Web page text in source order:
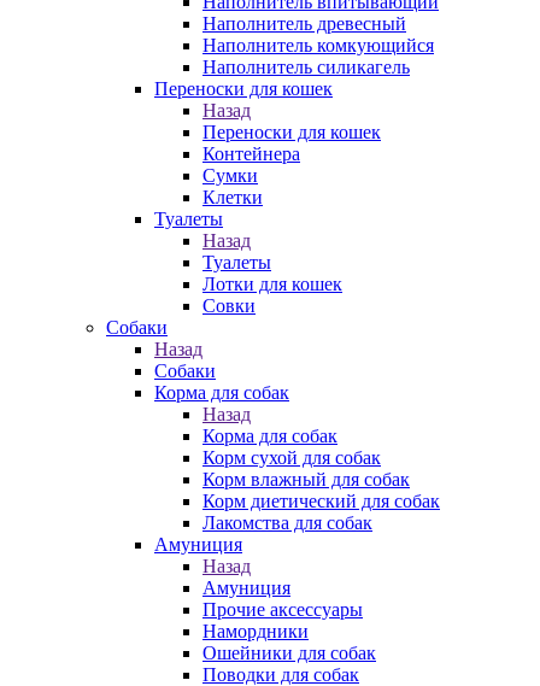
Наполнитель древесный
Наполнитель комкующийся
Наполнитель силикагель
Переноски для кошек
Назад
Переноски для кошек
Контейнера
Сумки
Клетки
Туалеты
Назад
Туалеты
Лотки для кошек
Совки
Собаки
Назад
Собаки
Корма для собак
Назад
Корма для собак
Корм сухой для собак
Корм влажный для собак
Корм диетический для собак
Лакомства для собак
Амуниция
Назад
Амуниция
Прочие аксессуары
Намордники
Ошейники для собак
Поводки для собак